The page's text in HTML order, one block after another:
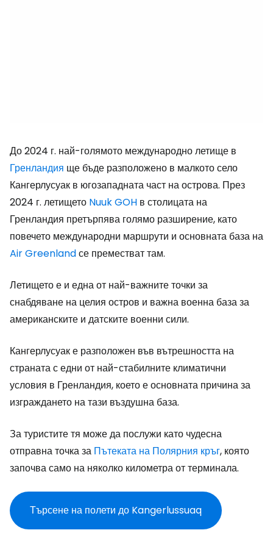
До 2024 г. най-голямото международно летище в
Гренландия ще бъде разположено в малкото село
Кангерлусуак в югозападната част на острова. През
2024 г. летището Nuuk GOH в столицата на
Гренландия претърпява голямо разширение, като
повечето международни маршрути и основната база на
Air Greenlandсе преместват там.
Летището е и една от най-важните точки за
снабдяване на целия остров и важна военна база за
американските и датските военни сили.
Кангерлусуак е разположен във вътрешността на
страната с едни от най-стабилните климатични
условия в Гренландия, което е основната причина за
изграждането на тази въздушна база.
За туристите тя може да послужи като чудесна
отправна точка за Пътеката на Полярния кръг, която
започва само на няколко километра от терминала.
Търсене на полети до Kangerlussuaq